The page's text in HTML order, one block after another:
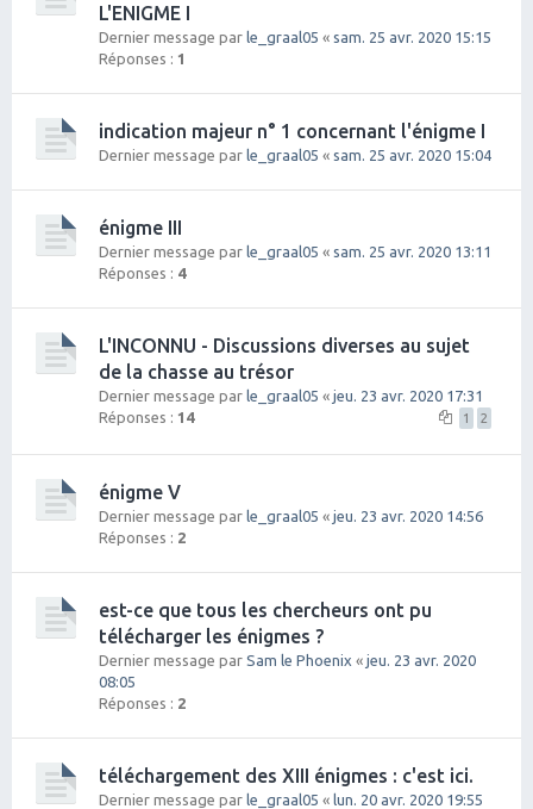
L'ENIGME I
Dernier message par le_graal05 « sam. 25 avr. 2020 15:15
Réponses : 1
indication majeur n° 1 concernant l'énigme I
Dernier message par le_graal05 « sam. 25 avr. 2020 15:04
énigme III
Dernier message par le_graal05 « sam. 25 avr. 2020 13:11
Réponses : 4
L'INCONNU - Discussions diverses au sujet
de la chasse au trésor
Dernier message par le_graal05 « jeu. 23 avr. 2020 17:31
Réponses : 14 1 2
énigme V
Dernier message par le_graal05 « jeu. 23 avr. 2020 14:56
Réponses : 2
est-ce que tous les chercheurs ont pu
télécharger les énigmes ?
Dernier message par Sam le Phoenix « jeu. 23 avr. 2020
08:05
Réponses : 2
téléchargement des XIII énigmes : c'est ici.
Dernier message par le_graal05 « lun. 20 avr. 2020 19:55